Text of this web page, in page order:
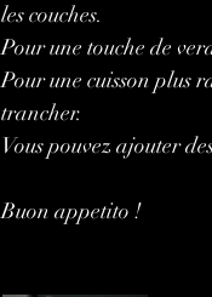
les couches.
Pour une touche de
Pour une cuisson plus
trancher.
Vous pouvez ajouter
Buon appetito !